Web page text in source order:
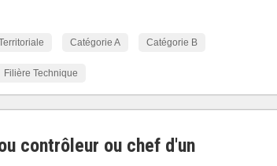
Catégorie A Catégorie B
Filière Technique
contrôleur ou chef d'un